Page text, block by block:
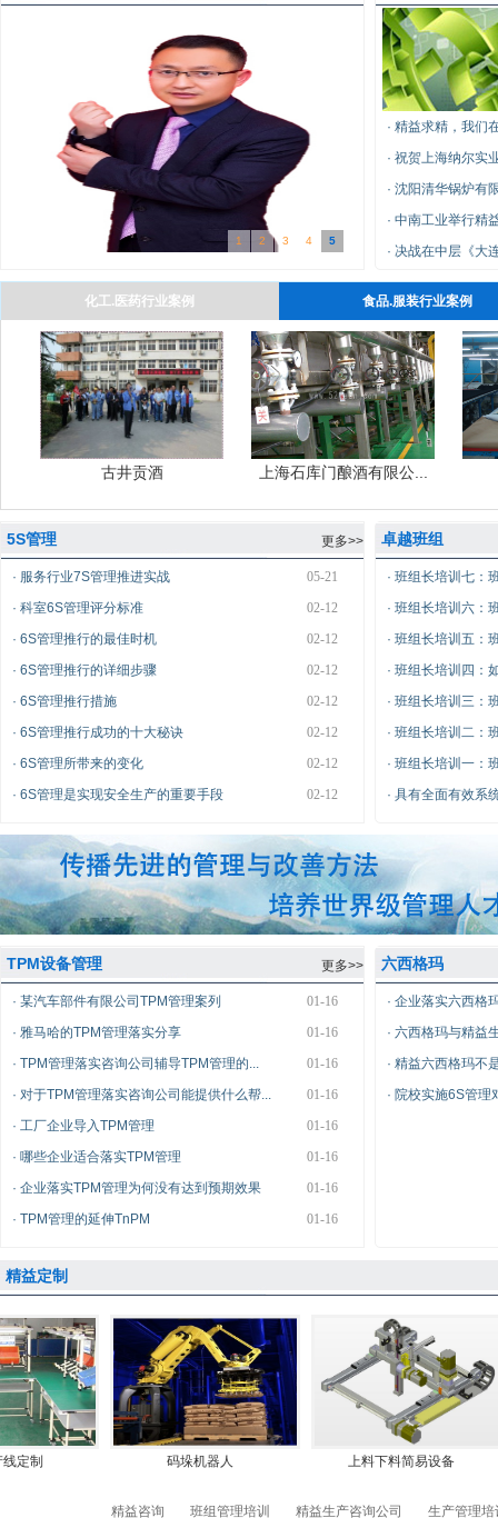
1 2 3 4 5
· 精益求精，我们
· 祝贺上海纳尔实
· 沈阳清华锅炉有
· 中南工业举行精
· 决战在中层《大
化工.医药行业案例 食品.服装行业案例
古井贡酒 上海石库门酿酒有限公...
5S管理 更多>>
05-21
· 服务行业7S管理推进实战
02-12
· 科室6S管理评分标准
02-12
· 6S管理推行的最佳时机
02-12
· 6S管理推行的详细步骤
02-12
· 6S管理推行措施
02-12
· 6S管理推行成功的十大秘诀
02-12
· 6S管理所带来的变化
02-12
· 6S管理是实现安全生产的重要手段
卓越班组
· 班组长培训七：
· 班组长培训六：
· 班组长培训五：
· 班组长培训四：
· 班组长培训三：
· 班组长培训二：
· 班组长培训一：
· 具有全面有效系
TPM设备管理 更多>>
01-16
· 某汽车部件有限公司TPM管理案列
01-16
· 雅马哈的TPM管理落实分享
01-16
· TPM管理落实咨询公司辅导TPM管理的...
01-16
· 对于TPM管理落实咨询公司能提供什么帮...
01-16
· 工厂企业导入TPM管理
01-16
· 哪些企业适合落实TPM管理
01-16
· 企业落实TPM管理为何没有达到预期效果
01-16
· TPM管理的延伸TnPM
六西格玛
· 企业落实六西格
· 六西格玛与精益
· 精益六西格玛不
· 院校实施6S管理
精益定制
制 码垛机器人 上料下料简易设备
精益咨询 班组管理培训 精益生产咨询公司 生产管理培